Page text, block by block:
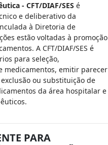
- CFT/DIAF/SES é
e deliberativo da
à Diretoria de
estão voltadas à promoção
A CFT/DIAF/SES é
para seleção,
medicamentos, emitir parecer
ou substituição de
da área hospitalar e
PARA